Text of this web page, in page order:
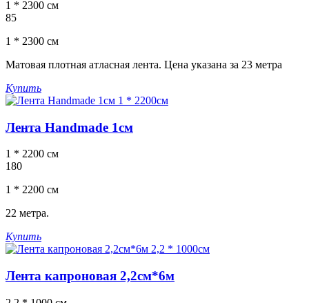
1 * 2300 см
85
1 * 2300 см
Матовая плотная атласная лента. Цена указана за 23 метра
Купить
Лента Handmade 1см
1 * 2200 см
180
1 * 2200 см
22 метра.
Купить
Лента капроновая 2,2см*6м